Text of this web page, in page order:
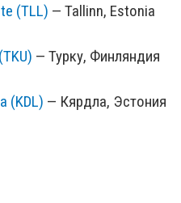
(TLL) — Tallinn, Estonia
— Турку, Финляндия
(KDL) — Кярдла, Эстония